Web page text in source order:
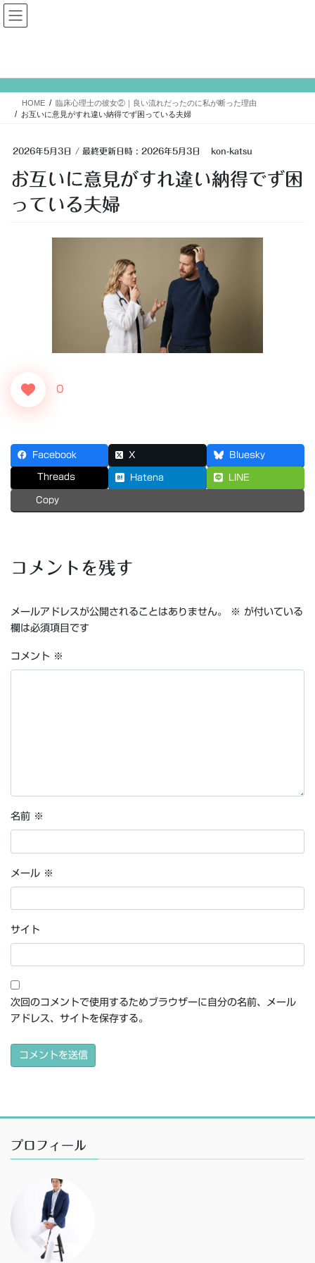
コ
ン
へ
ス
ナ
ビ
ョ
ン
HOME
臨床心理士の彼女②｜良い流れだったのに私が断った理由
お互いに意見がすれ違い納得でず困っている夫婦
2026年5月3日 / 最終更新日時 : 2026年5月3日 kon-katsu
お互いに意見がすれ違い納得でず困
っている夫婦
0
Facebook X Bluesky
Threads Hatena LINE
Copy
コメントを残す
メールアドレスが公開されることはありません。 ※ が付いている
欄は必須項目です
コメント ※
名前 ※
メール ※
サイト
次回のコメントで使用するためブラウザーに自分の名前、メール
アドレス、サイトを保存する。
プロフィール